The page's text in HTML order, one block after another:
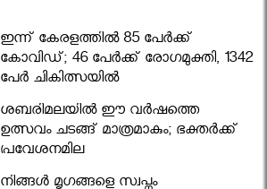
ഇന്ന് കേരളത്തിൽ 85 പേർക്ക്
കോവിഡ്; 46 പേർക്ക് രോഗമുക്തി, 1342
പേർ ചികിത്സയിൽ
ശബരിമലയില്‍ ഈ വർഷത്തെ
ഉത്സവം ചടങ്ങ് മാത്രമാകും; ഭക്തർക്ക്
പ്രവേശനമില്ല
നിങ്ങള്‍ മൃഗങ്ങളെ സ്വപ്നം